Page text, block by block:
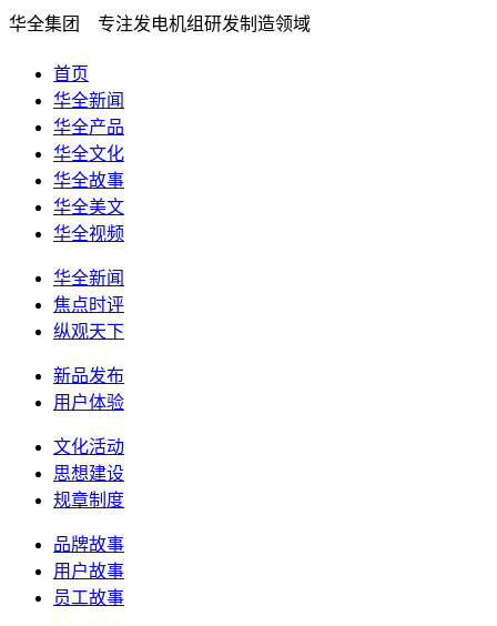
华全集团 专注发电机组研发制造领域
首页
华全新闻
华全产品
华全文化
华全故事
华全美文
华全视频
华全新闻
焦点时评
纵观天下
新品发布
用户体验
文化活动
思想建设
规章制度
品牌故事
用户故事
员工故事